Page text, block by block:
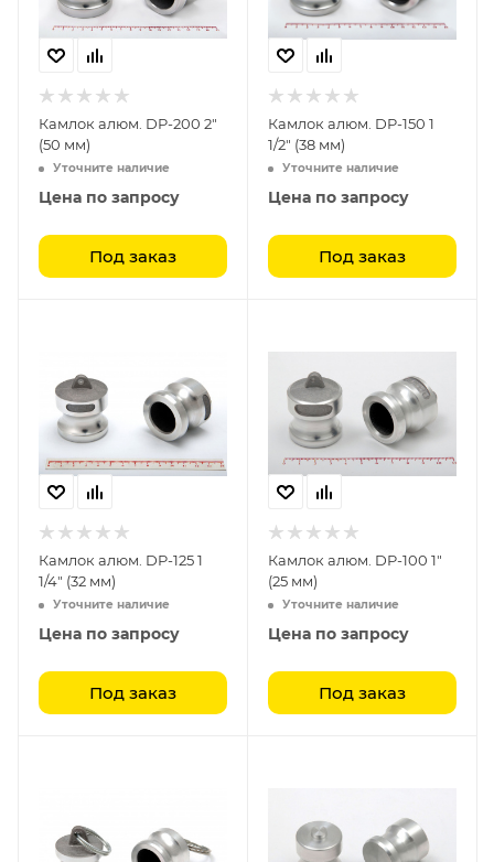
Камлок алюм. DP-200 2"
(50 мм)
Уточните наличие
Цена по запросу
Под заказ
Камлок алюм. DP-150 1
1/2" (38 мм)
Уточните наличие
Цена по запросу
Под заказ
Камлок алюм. DP-125 1
1/4" (32 мм)
Уточните наличие
Цена по запросу
Под заказ
Камлок алюм. DP-100 1"
(25 мм)
Уточните наличие
Цена по запросу
Под заказ